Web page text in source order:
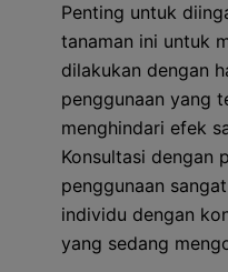
Penting untuk
tanaman ini untuk
dilakukan dengan
penggunaan yang
menghindari efek
Konsultasi dengan
penggunaan
individu dengan
yang sedang